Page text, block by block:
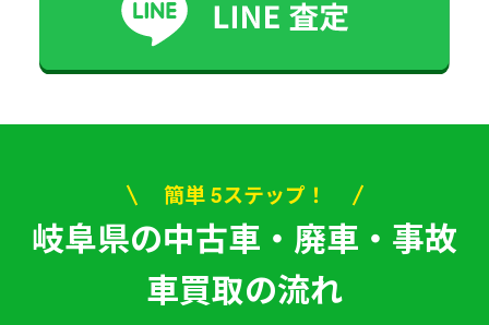
簡単 5ステップ！
岐阜県の中古車・廃車・事故
車買取の流れ